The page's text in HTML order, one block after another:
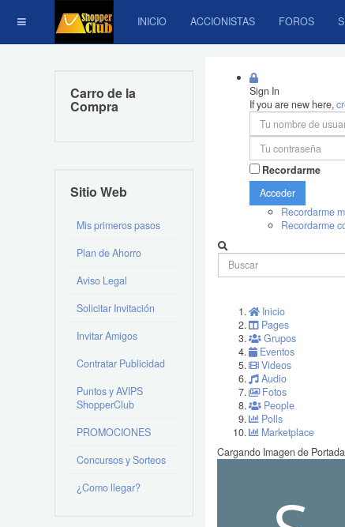
INICIO ACCIONISTAS FOROS
Sign In
If you are new here,
Recordarme
Acceder
Recordarme
Recordarme
Inicio
Pages
Grupos
Eventos
Videos
Audio
Fotos
People
Polls
Marketplace
Cargando Imagen de
Carro de la
Compra
Sitio Web
Mis primeros pasos
Plan de Ahorro
Aviso Legal
Solicitar Invitación
Invitar Amigos
Contratar Publicidad
Puntos y AVIPS
ShopperClub
PROMOCIONES
Concursos y Sorteos
¿Como llegar?